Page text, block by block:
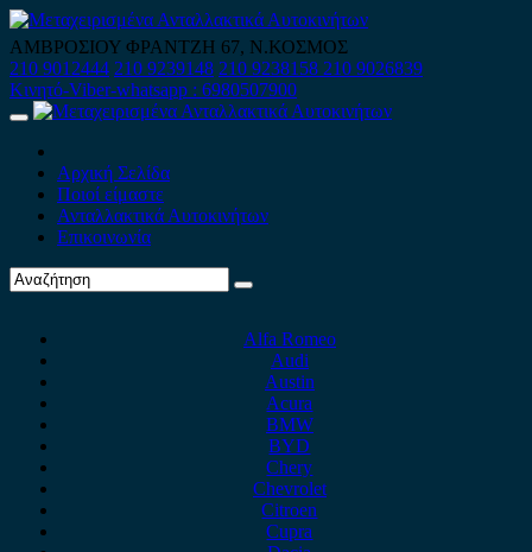
Skip
to
content
ΑΜΒΡΟΣΙΟΥ ΦΡΑΝΤΖΗ 67, Ν.ΚΟΣΜΟΣ
210 9012444 210 9239148 210 9238158 210 9026839
Κινητό-Viber-whatsapp : 6980507900
Primary
Αρχική Σελίδα
Ποιοί είμαστε
Ανταλλακτικά Αυτοκινήτων
Επικοινωνία
Alfa Romeo
Audi
Austin
Acura
BMW
BYD
Chery
Chevrolet
Citroen
Cupra